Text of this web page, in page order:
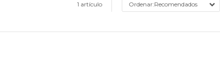
1 artículo Recomendados